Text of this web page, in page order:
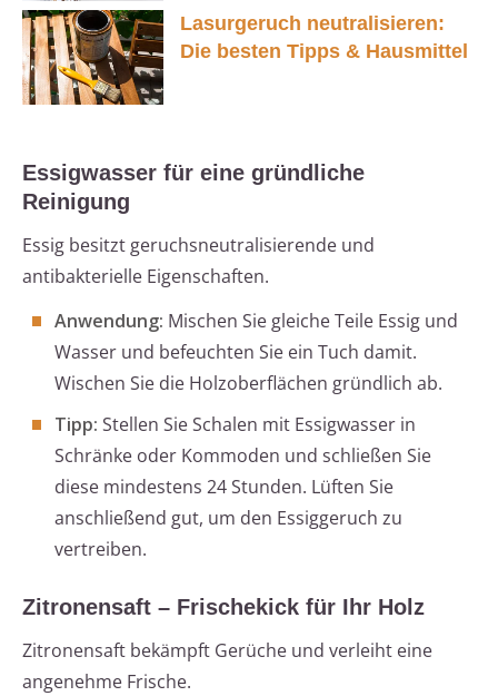
Lasurgeruch neutralisieren:
Die besten Tipps & Hausmittel
Essigwasser für eine gründliche
Reinigung
Essig besitzt geruchsneutralisierende und
antibakterielle Eigenschaften.
Anwendung: Mischen Sie gleiche Teile Essig und
Wasser und befeuchten Sie ein Tuch damit.
Wischen Sie die Holzoberflächen gründlich ab.
Tipp: Stellen Sie Schalen mit Essigwasser in
Schränke oder Kommoden und schließen Sie
diese mindestens 24 Stunden. Lüften Sie
anschließend gut, um den Essiggeruch zu
vertreiben.
Zitronensaft – Frischekick für Ihr Holz
Zitronensaft bekämpft Gerüche und verleiht eine
angenehme Frische.